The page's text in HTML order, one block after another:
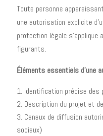
Toute personne
une autorisation explicite
protection légale s'applique
figurants.
Éléments essentiels d'une
Identification précise des
Description du projet et
Canaux de diffusion
sociaux)